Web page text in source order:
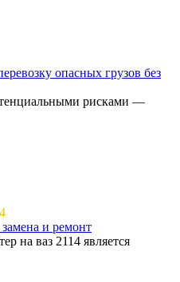
опасных грузов без
рисками —
и ремонт
на ваз 2114 является